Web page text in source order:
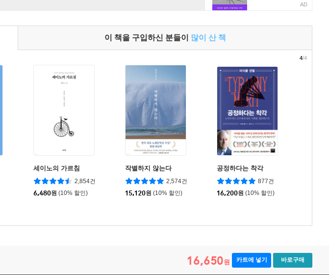
AD
이 책을 구입하신 분들이 많이 산 책
세이노의 가르침
2,854건
6,480원 (10% 할인)
작별하지 않는다
2,574건
15,120원 (10% 할인)
공정하다는 착각
877건
16,200원 (10% 할인)
4/4
16,650원 카트에 넣기 바로구매